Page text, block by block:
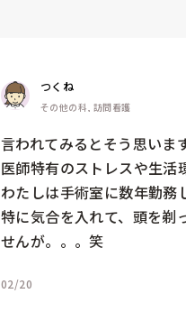
つくね
その他の科, 訪問看護
言われてみるとそう思いま
医師特有のストレスや生
わたしは手術室に数年勤
特に気合を入れて、頭を剃
せんが。。。笑
02/20